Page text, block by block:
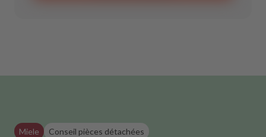
Miele Conseil pièces détachées